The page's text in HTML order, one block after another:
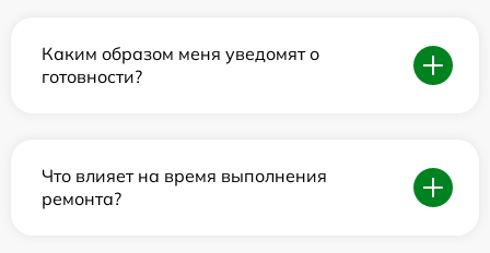
Каким образом меня уведомят о
готовности?
Что влияет на время выполнения
ремонта?